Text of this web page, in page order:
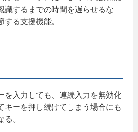
識するまでの時間を遅らせるな
する支援機能。
を入力しても、連続入力を無効化
キーを押し続けてしまう場合にも
。